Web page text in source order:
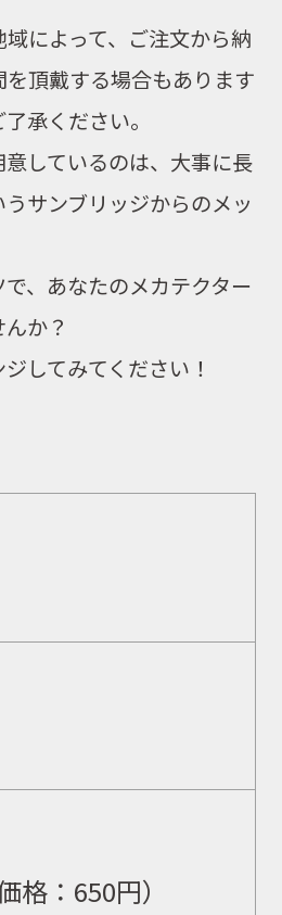
によって、ご注文から納
頂戴する場合もあります
承ください。
しているのは、大事に長
サンブリッジからのメッ
、あなたのメカテクター
か？
してみてください！
格：650円）